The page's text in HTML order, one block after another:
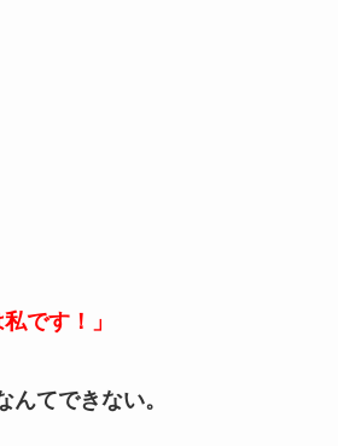
です！」
てできない。